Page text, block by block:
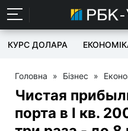
КУРС ДОЛАРА
Головна » Бізнес »
Чистая
порта в І кв.